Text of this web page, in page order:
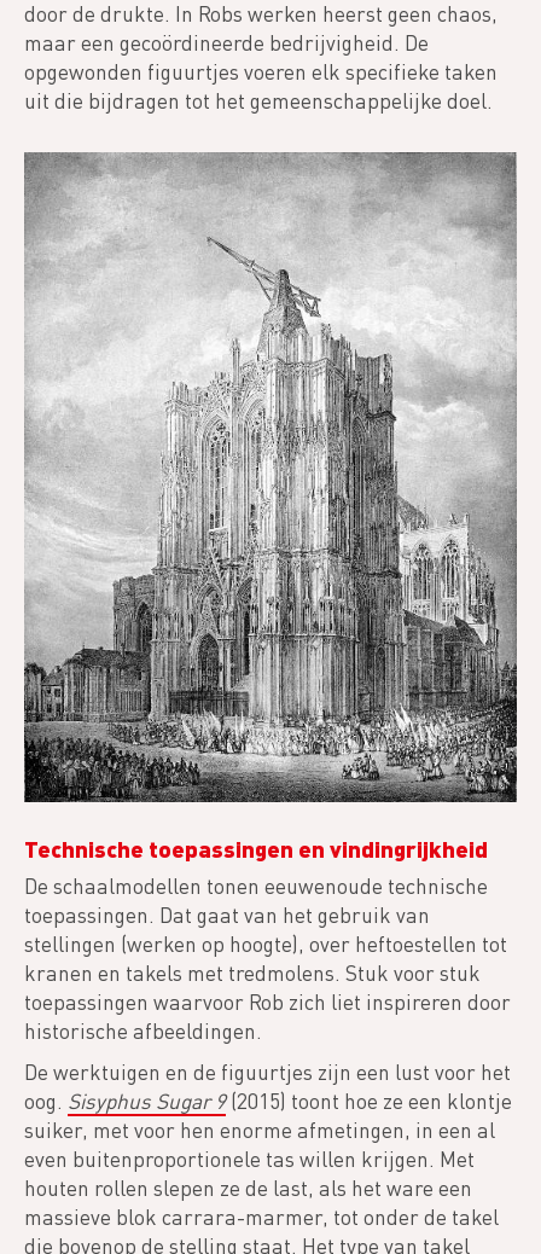
door de drukte. In Robs werken heerst geen chaos,
maar een gecoördineerde bedrijvigheid. De
opgewonden figuurtjes voeren elk specifieke taken
uit die bijdragen tot het gemeenschappelijke doel.
Technische toepassingen en vindingrijkheid
De schaalmodellen tonen eeuwenoude technische
toepassingen. Dat gaat van het gebruik van
stellingen (werken op hoogte), over heftoestellen tot
kranen en takels met tredmolens. Stuk voor stuk
toepassingen waarvoor Rob zich liet inspireren door
historische afbeeldingen.
De werktuigen en de figuurtjes zijn een lust voor het
oog. Sisyphus Sugar 9(2015) toont hoe ze een klontje
suiker, met voor hen enorme afmetingen, in een al
even buitenproportionele tas willen krijgen. Met
houten rollen slepen ze de last, als het ware een
massieve blok carrara-marmer, tot onder de takel
die bovenop de stelling staat. Het type van takel